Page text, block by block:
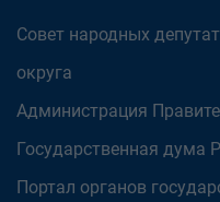
Совет народных
округа
Администрация
Государственная дума
Портал органов